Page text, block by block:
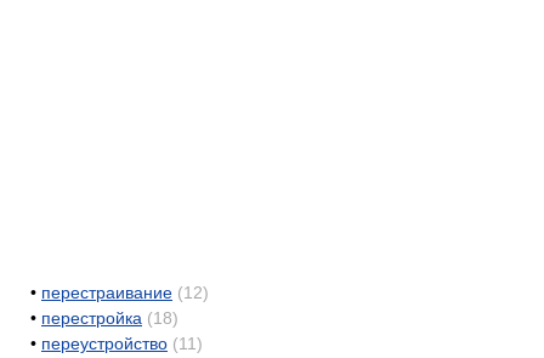
• перестраивание (12)
• перестройка (18)
• переустройство (11)